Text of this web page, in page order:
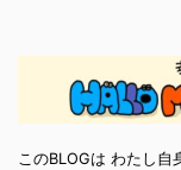
このBLOGは わたし